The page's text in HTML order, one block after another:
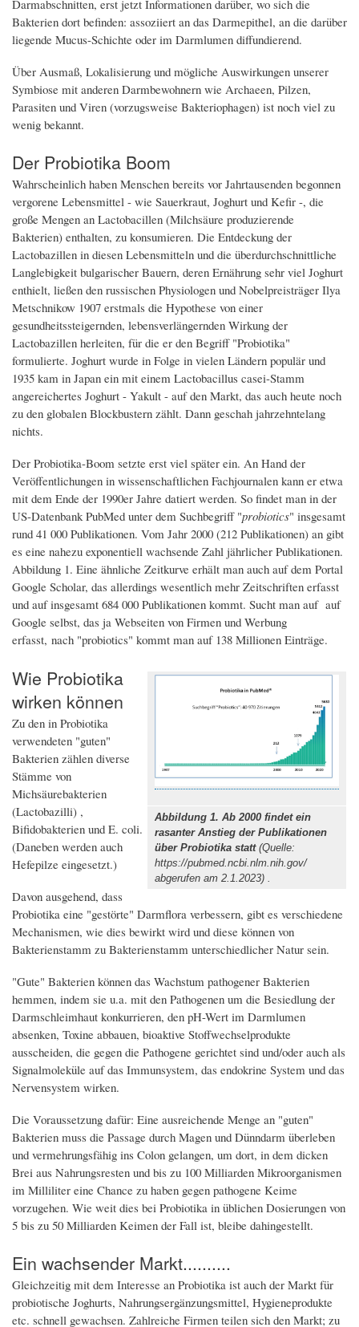
Darmabschnitten, erst jetzt Informationen darüber, wo sich die
Bakterien dort befinden: assoziiert an das Darmepithel, an die darüber
liegende Mucus-Schichte oder im Darmlumen diffundierend.
Über Ausmaß, Lokalisierung und mögliche Auswirkungen unserer
Symbiose mit anderen Darmbewohnern wie Archaeen, Pilzen,
Parasiten und Viren (vorzugsweise Bakteriophagen) ist noch viel zu
wenig bekannt.
Der Probiotika Boom
Wahrscheinlich haben Menschen bereits vor Jahrtausenden begonnen
vergorene Lebensmittel - wie Sauerkraut, Joghurt und Kefir -, die
große Mengen an Lactobacillen (Milchsäure produzierende
Bakterien) enthalten, zu konsumieren. Die Entdeckung der
Lactobazillen in diesen Lebensmitteln und die überdurchschnittliche
Langlebigkeit bulgarischer Bauern, deren Ernährung sehr viel Joghurt
enthielt, ließen den russischen Physiologen und Nobelpreisträger Ilya
Metschnikow 1907 erstmals die Hypothese von einer
gesundheitssteigernden, lebensverlängernden Wirkung der
Lactobazillen herleiten, für die er den Begriff "Probiotika"
formulierte. Joghurt wurde in Folge in vielen Ländern populär und
1935 kam in Japan ein mit einem Lactobacillus casei-Stamm
angereichertes Joghurt - Yakult - auf den Markt, das auch heute noch
zu den globalen Blockbustern zählt. Dann geschah jahrzehntelang
nichts.
Der Probiotika-Boom setzte erst viel später ein. An Hand der
Veröffentlichungen in wissenschaftlichen Fachjournalen kann er etwa
mit dem Ende der 1990er Jahre datiert werden. So findet man in der
US-Datenbank PubMed unter dem Suchbegriff "probiotics" insgesamt
rund 41 000 Publikationen. Vom Jahr 2000 (212 Publikationen) an gibt
es eine nahezu exponentiell wachsende Zahl jährlicher Publikationen.
Abbildung 1. Eine ähnliche Zeitkurve erhält man auch auf dem Portal
Google Scholar, das allerdings wesentlich mehr Zeitschriften erfasst
und auf insgesamt 684 000 Publikationen kommt. Sucht man auf auf
Google selbst, das ja Webseiten von Firmen und Werbung
erfasst, nach "probiotics" kommt man auf 138 Millionen Einträge.
Abbildung 1. Ab 2000 findet ein
rasanter Anstieg der Publikationen
über Probiotika statt (Quelle:
https://pubmed.ncbi.nlm.nih.gov/
abgerufen am 2.1.2023) .
Wie Probiotika
wirken können
Zu den in Probiotika
verwendeten "guten"
Bakterien zählen diverse
Stämme von
Michsäurebakterien
(Lactobazilli) ,
Bifidobakterien und E. coli.
(Daneben werden auch
Hefepilze eingesetzt.)
Davon ausgehend, dass
Probiotika eine "gestörte" Darmflora verbessern, gibt es verschiedene
Mechanismen, wie dies bewirkt wird und diese können von
Bakterienstamm zu Bakterienstamm unterschiedlicher Natur sein.
"Gute" Bakterien können das Wachstum pathogener Bakterien
hemmen, indem sie u.a. mit den Pathogenen um die Besiedlung der
Darmschleimhaut konkurrieren, den pH-Wert im Darmlumen
absenken, Toxine abbauen, bioaktive Stoffwechselprodukte
ausscheiden, die gegen die Pathogene gerichtet sind und/oder auch als
Signalmoleküle auf das Immunsystem, das endokrine System und das
Nervensystem wirken.
Die Voraussetzung dafür: Eine ausreichende Menge an "guten"
Bakterien muss die Passage durch Magen und Dünndarm überleben
und vermehrungsfähig ins Colon gelangen, um dort, in dem dicken
Brei aus Nahrungsresten und bis zu 100 Milliarden Mikroorganismen
im Milliliter eine Chance zu haben gegen pathogene Keime
vorzugehen. Wie weit dies bei Probiotika in üblichen Dosierungen von
5 bis zu 50 Milliarden Keimen der Fall ist, bleibe dahingestellt.
Ein wachsender Markt..........
Gleichzeitig mit dem Interesse an Probiotika ist auch der Markt für
probiotische Joghurts, Nahrungsergänzungsmittel, Hygieneprodukte
etc. schnell gewachsen. Zahlreiche Firmen teilen sich den Markt; zu